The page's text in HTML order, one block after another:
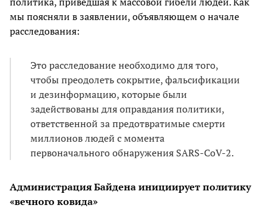
мы поясняли в заявлении, объявляющем о начале
расследования:
Это расследование необходимо для того,
чтобы преодолеть сокрытие, фальсификации
и дезинформацию, которые были
задействованы для оправдания политики,
ответственной за предотвратимые смерти
миллионов людей с момента
первоначального обнаружения SARS-CoV-2.
Администрация Байдена инициирует политику
«вечного ковида»